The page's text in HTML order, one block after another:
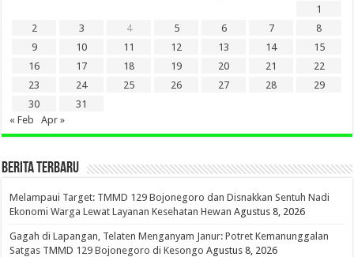
1
2
3 4 5 6 7
8
9
10 11 12 13 14
15
16
17 18 19 20 21
22
23
24 25 26 27 28
29
30
31
« Feb
Apr »
BERITA TERBARU
Melampaui Target: TMMD 129 Bojonegoro dan Disnakkan Sentuh Nadi
Ekonomi Warga Lewat Layanan Kesehatan Hewan Agustus 8, 2026
Gagah di Lapangan, Telaten Menganyam Janur: Potret Kemanunggalan
Satgas TMMD 129 Bojonegoro di Kesongo Agustus 8, 2026